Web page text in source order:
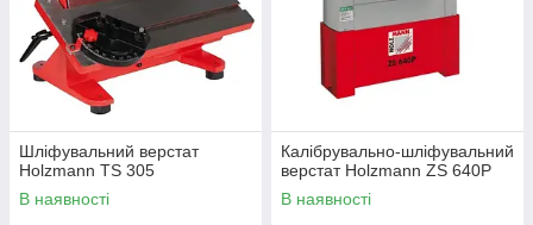
Шліфувальний верстат
Holzmann TS 305
В наявності
Калібрувально-шліфувальний
верстат Holzmann ZS 640P
В наявності